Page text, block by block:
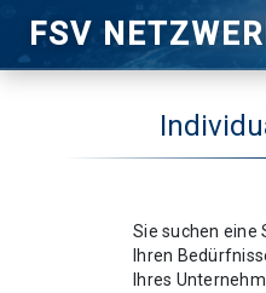
FSV
Sie suchen eine
Ihren
Ihres